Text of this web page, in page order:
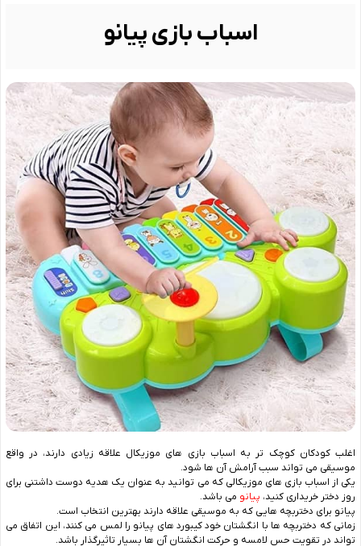
اسباب بازی پیانو
اغلب کودکان کوچک تر به اسباب بازی های موزیکال علاقه زیادی دارند، در واقع
موسیقی می تواند سبب آرامش آن ها شود.
یکی از اسباب بازی های موزیکالی که می توانید به عنوان یک هدیه دوست داشتنی برای
روز دختر خریداری کنید، پیانو می باشد.
پیانو برای دختربچه هایی که به موسیقی علاقه دارند بهترین انتخاب است.
زمانی که دختربچه ها با انگشتان خود کیبورد های پیانو را لمس می کنند، این اتفاق می
تواند در تقویت حس لامسه و حرکت انگشتان آن ها بسیار تاثیرگذار باشد.